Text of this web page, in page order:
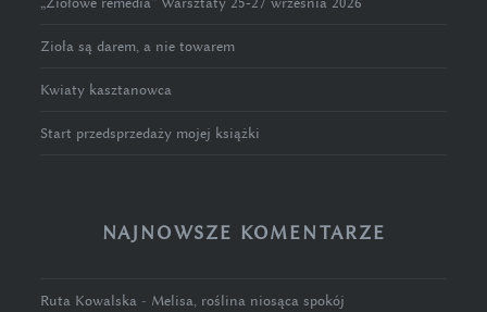
Zioła są darem, a nie towarem
Kwiaty kasztanowca
Start przedsprzedaży mojej książki
NAJNOWSZE KOMENTARZE
Ruta Kowalska - Melisa, roślina niosąca spokój